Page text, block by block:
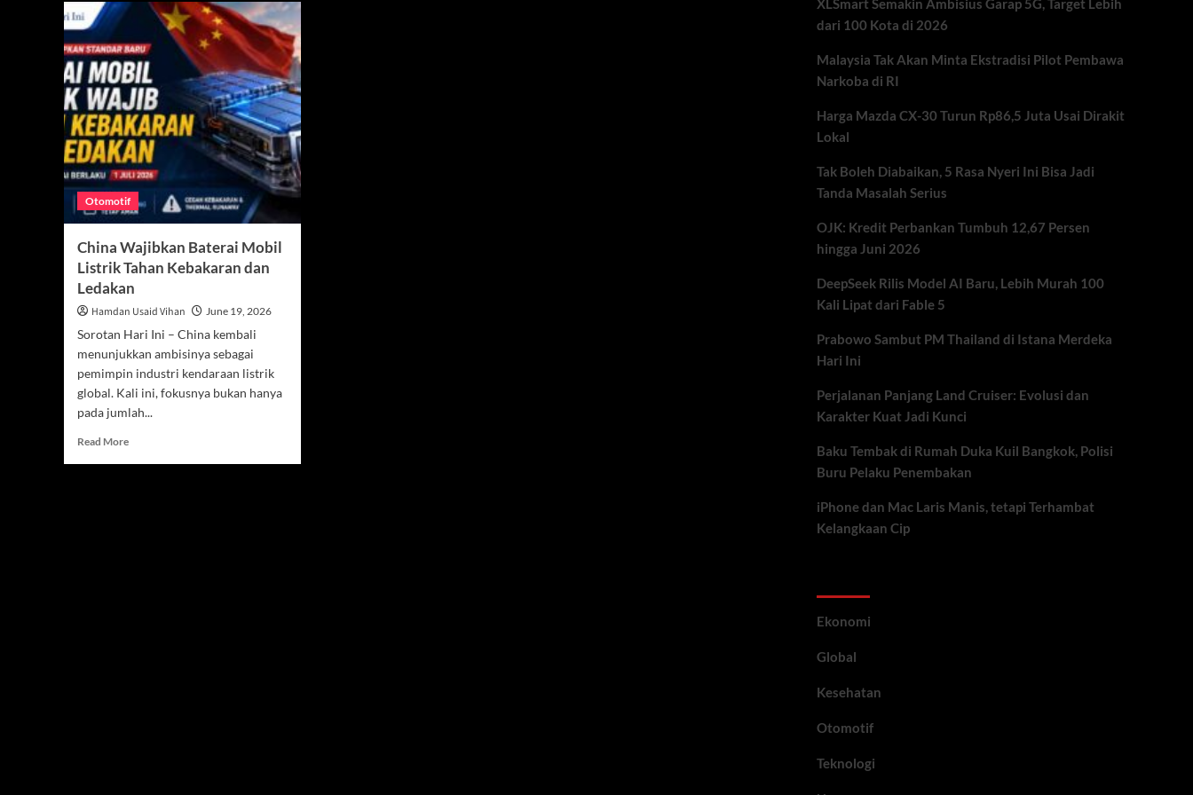
Otomotif
China Wajibkan Baterai Mobil
Listrik Tahan Kebakaran dan
Ledakan
Hamdan Usaid Vihan June 19, 2026
Sorotan Hari Ini – China kembali
menunjukkan ambisinya sebagai
pemimpin industri kendaraan listrik
global. Kali ini, fokusnya bukan hanya
pada jumlah...
Read MoreRead
dari 100 Kota di 2026
Malaysia Tak Akan Minta Ekstradisi Pilot Pembawa
Narkoba di RI
Harga Mazda CX-30 Turun Rp86,5 Juta Usai Dirakit
Lokal
Tak Boleh Diabaikan, 5 Rasa Nyeri Ini Bisa Jadi
Tanda Masalah Serius
OJK: Kredit Perbankan Tumbuh 12,67 Persen
hingga Juni 2026
DeepSeek Rilis Model AI Baru, Lebih Murah 100
Kali Lipat dari Fable 5
Prabowo Sambut PM Thailand di Istana Merdeka
Hari Ini
Perjalanan Panjang Land Cruiser: Evolusi dan
Karakter Kuat Jadi Kunci
Baku Tembak di Rumah Duka Kuil Bangkok, Polisi
Buru Pelaku Penembakan
iPhone dan Mac Laris Manis, tetapi Terhambat
Kelangkaan Cip
Ekonomi
Global
Kesehatan
Otomotif
Teknologi